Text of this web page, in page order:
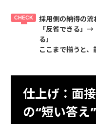
採用側の納得の流
「反省できる」
る」
ここまで揃うと、
仕上げ：面
の“短い答え